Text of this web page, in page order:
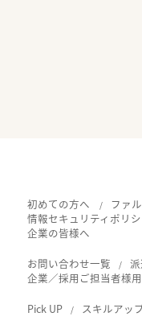
初めての方へ ファ
情報セキュリティポリ
企業の皆様へ
お問い合わせ一覧
企業／採用ご担当者様
Pick UP スキルアッ